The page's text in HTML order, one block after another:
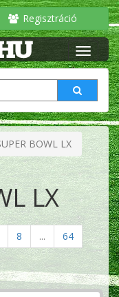
Regisztráció
BOWL LX
LX
8 ...
64